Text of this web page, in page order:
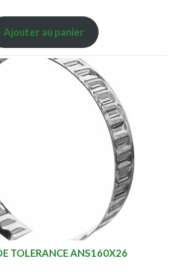
Ajouter au panier
TOLERANCE ANS160X26